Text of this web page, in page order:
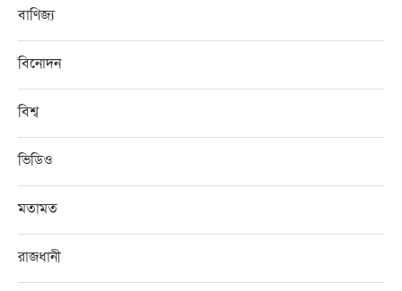
বাণিজ্য
বিনোদন
বিশ্ব
ভিডিও
মতামত
রাজধানী